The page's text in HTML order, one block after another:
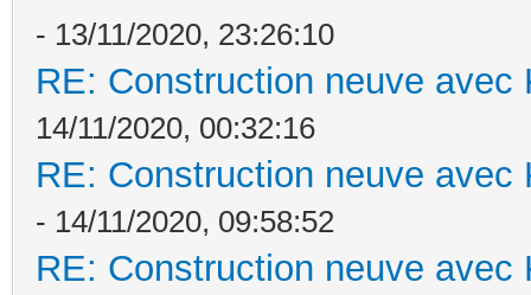
- 13/11/2020, 23:26:10
RE: Construction neuve avec
14/11/2020, 00:32:16
RE: Construction neuve avec
- 14/11/2020, 09:58:52
RE: Construction neuve avec